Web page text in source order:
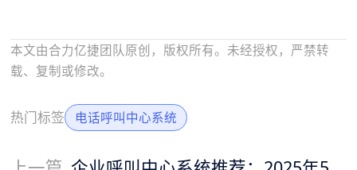
本文由合力亿捷团队原创，版权所有。未经授权，严禁转
载、复制或修改。
热门标签 电话呼叫中心系统